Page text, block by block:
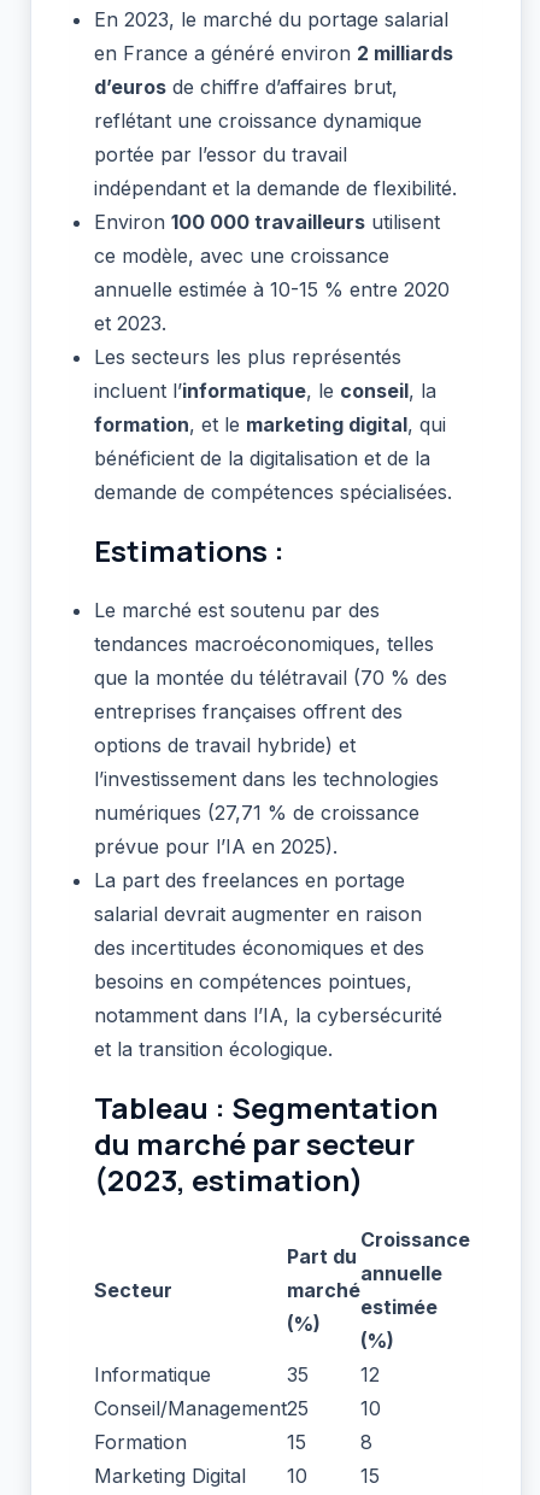
En 2023, le marché du portage salarial
en France a généré environ 2 milliards
d’euros de chiffre d’affaires brut,
reflétant une croissance dynamique
portée par l’essor du travail
indépendant et la demande de flexibilité.
Environ 100 000 travailleurs utilisent
ce modèle, avec une croissance
annuelle estimée à 10-15 % entre 2020
et 2023.
Les secteurs les plus représentés
incluent l’informatique, le conseil, la
formation, et le marketing digital, qui
bénéficient de la digitalisation et de la
demande de compétences spécialisées.
Estimations :
Le marché est soutenu par des
tendances macroéconomiques, telles
que la montée du télétravail (70 % des
entreprises françaises offrent des
options de travail hybride) et
l’investissement dans les technologies
numériques (27,71 % de croissance
prévue pour l’IA en 2025).
La part des freelances en portage
salarial devrait augmenter en raison
des incertitudes économiques et des
besoins en compétences pointues,
notamment dans l’IA, la cybersécurité
et la transition écologique.
Tableau : Segmentation
du marché par secteur
(2023, estimation)
Secteur
Part du
marché
(%)
Croissance
annuelle
estimée
(%)
Informatique
35
12
Conseil/Management25
10
Formation
15
8
Marketing Digital
10
15